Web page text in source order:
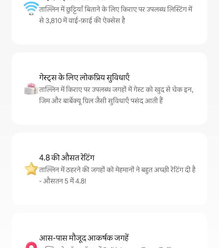
ताल्लिन में छुट्टियाँ बिताने के लिए किराए पर उपलब्ध लिस्टिंग में
से 3,810 में वाई-फ़ाई की ऐक्सेस है
गेस्ट्स के लिए लोकप्रिय सुविधाएँ
ताल्लिन में किराए पर उपलब्ध जगहों में गेस्ट को खुद से चेक इन,
जिम और बार्बेक्यू ग्रिल जैसी सुविधाएँ पसंद आती हैं
4.8 की औसत रेटिंग
ताल्लिन में ठहरने की जगहों को मेहमानों ने बहुत अच्छी रेटिंग दी है
- औसतन 5 में 4.8!
आस-पास मौजूद आकर्षक जगहें